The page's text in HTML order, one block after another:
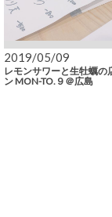
2019/05/09
レモンサワーと生牡蠣の
ン MON-TO.９＠広島